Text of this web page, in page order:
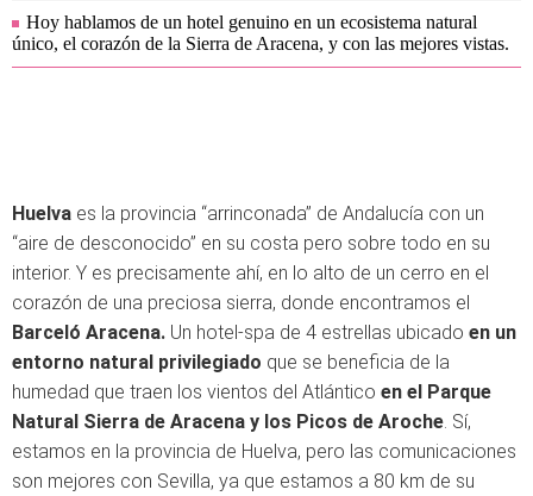
Hoy hablamos de un hotel genuino en un ecosistema natural
único, el corazón de la Sierra de Aracena, y con las mejores vistas.
Huelva es la provincia “arrinconada” de Andalucía con un
“aire de desconocido” en su costa pero sobre todo en su
interior. Y es precisamente ahí, en lo alto de un cerro en el
corazón de una preciosa sierra, donde encontramos el
Barceló Aracena. Un hotel-spa de 4 estrellas ubicado en un
entorno natural privilegiado que se beneficia de la
humedad que traen los vientos del Atlántico en el Parque
Natural Sierra de Aracena y los Picos de Aroche. Sí,
estamos en la provincia de Huelva, pero las comunicaciones
son mejores con Sevilla, ya que estamos a 80 km de su